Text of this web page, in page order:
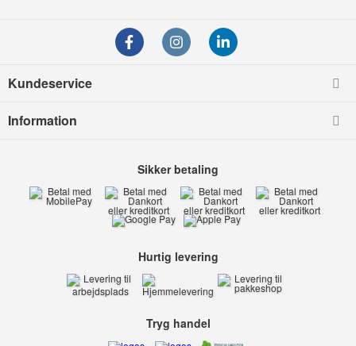
Kundeservice
Information
Sikker betaling
Hurtig levering
Tryg handel